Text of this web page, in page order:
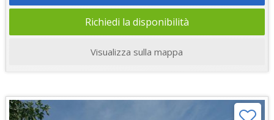
Richiedi la disponibilità
Visualizza sulla mappa